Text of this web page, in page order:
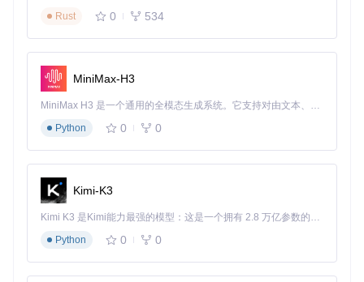
启动开发服务器
maid Live Editor主界面，可立即开始编辑图表。
目标：通过Docker快速部署应用
效果：容器启动后，访问http://localhost:3000即可使用
编辑器，无需配置本地开发环境。
Rust
0 534
MiniMax-H3
MiniMax H3 是一个通用的全模态生成系统。它支持对由文本、图像、视频和音频组成的多模态上下文进行统一理解，并能生成分辨率高达 2K、时长可达 15 秒的带原生立体声音频的视频。得益于面向任务泛化的系统设计，H3 在预训练阶段就已具备广泛的多模态上下文理解与生成能力，能够出色地执行复杂的多模态指令。
Python
0 0
Kimi-K3
Kimi K3 是Kimi能力最强的模型：这是一个拥有 2.8 万亿参数的混合专家（MoE）模型，具备原生视觉理解能力，并支持 100 万 token 的上下文窗口。
Python
0 0